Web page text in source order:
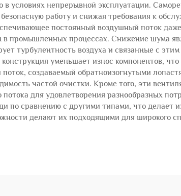
в условиях непрерывной эксплуатации.
работу и снижая требования к
постоянный воздушный поток
промышленных процессах. Снижение шума
турбулентность воздуха и связанные с
уменьшает износ компонентов,
создаваемый обратноизогнутыми
частой очистки. Кроме того, эти
для удовлетворения разнообразных
по сравнению с другими типами, что делает
делают их подходящими для широкого